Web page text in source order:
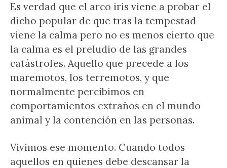
Es verdad que el arco iris viene a probar el
dicho popular de que tras la tempestad
viene la calma pero no es menos cierto que
la calma es el preludio de las grandes
catástrofes. Aquello que precede a los
maremotos, los terremotos, y que
normalmente percibimos en
comportamientos extraños en el mundo
animal y la contención en las personas.
Vivimos ese momento. Cuando todos
aquellos en quienes debe descansar la